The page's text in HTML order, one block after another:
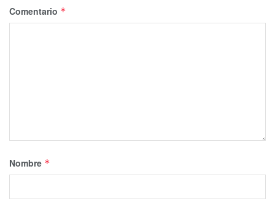
Comentario *
Nombre *